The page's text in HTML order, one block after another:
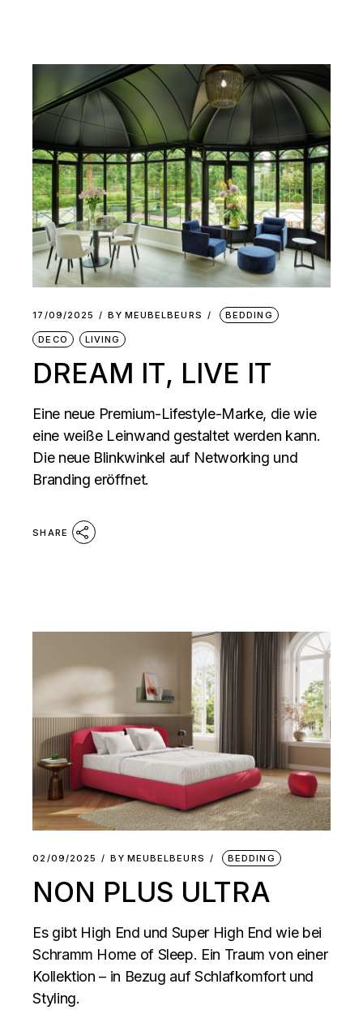
17/09/2025 BY MEUBELBEURS BEDDING
DECO LIVING
DREAM IT, LIVE IT
Eine neue Premium-Lifestyle-Marke, die wie
eine weiße Leinwand gestaltet werden kann.
Die neue Blinkwinkel auf Networking und
Branding eröffnet.
SHARE
02/09/2025 BY MEUBELBEURS BEDDING
NON PLUS ULTRA
Es gibt High End und Super High End wie bei
Schramm Home of Sleep. Ein Traum von einer
Kollektion – in Bezug auf Schlafkomfort und
Styling.